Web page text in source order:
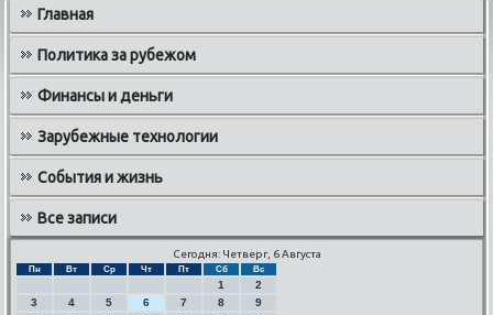
Главная
Политика за рубежом
Финансы и деньги
Зарубежные технологии
События и жизнь
Все записи
Сегодня: Четверг, 6 Августа
Пн Вт Ср Чт Пт Сб Вс
1
2
3
4 5 6 7 8
9